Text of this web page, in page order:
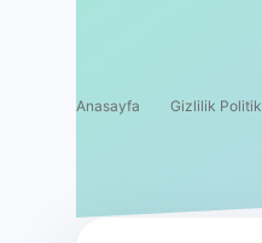
Anasayfa Gizlilik